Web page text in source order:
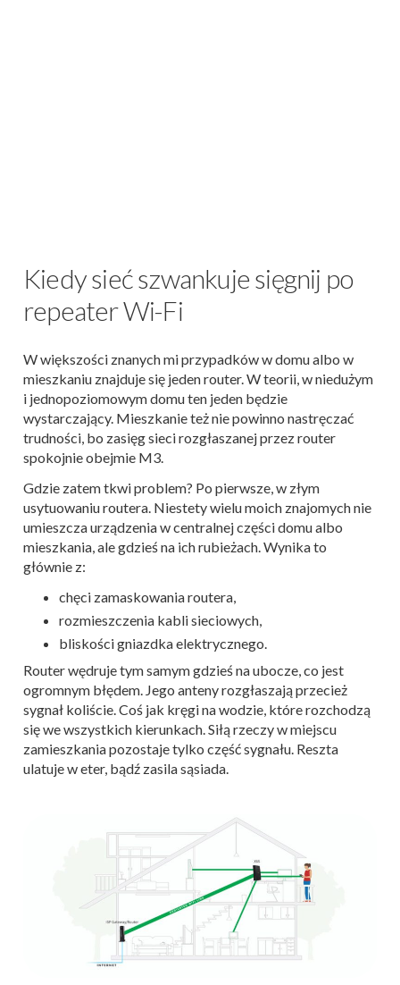
Kiedy sieć szwankuje sięgnij po
repeater Wi-Fi
W większości znanych mi przypadków w domu albo w
mieszkaniu znajduje się jeden router. W teorii, w niedużym
i jednopoziomowym domu ten jeden będzie
wystarczający. Mieszkanie też nie powinno nastręczać
trudności, bo zasięg sieci rozgłaszanej przez router
spokojnie obejmie M3.
Gdzie zatem tkwi problem? Po pierwsze, w złym
usytuowaniu routera. Niestety wielu moich znajomych nie
umieszcza urządzenia w centralnej części domu albo
mieszkania, ale gdzieś na ich rubieżach. Wynika to
głównie z:
chęci zamaskowania routera,
rozmieszczenia kabli sieciowych,
bliskości gniazdka elektrycznego.
Router wędruje tym samym gdzieś na ubocze, co jest
ogromnym błędem. Jego anteny rozgłaszają przecież
sygnał koliście. Coś jak kręgi na wodzie, które rozchodzą
się we wszystkich kierunkach. Siłą rzeczy w miejscu
zamieszkania pozostaje tylko część sygnału. Reszta
ulatuje w eter, bądź zasila sąsiada.